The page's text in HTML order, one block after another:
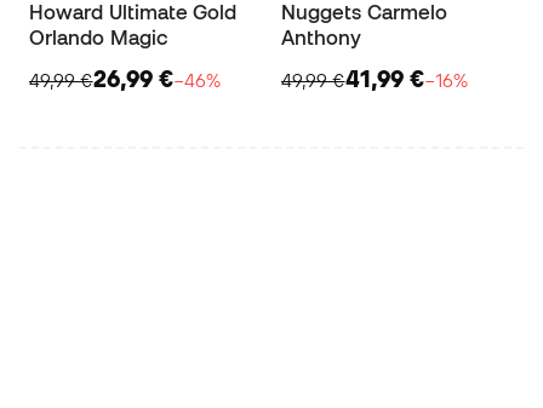
Howard Ultimate Gold
Orlando Magic
49,99 €26,99 €−46%
Nuggets Carmelo
Anthony
49,99 €41,99 €−16%